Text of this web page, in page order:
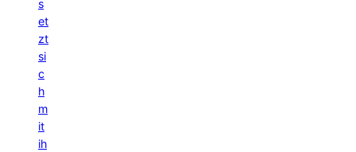
s
et
zt
si
c
h
m
it
ih